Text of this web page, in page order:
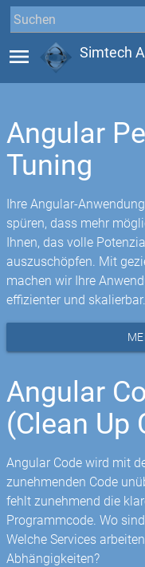
menu Simtech
Angular
Tuning
Ihre Angular-
spüren, dass mehr
Ihnen, das volle
auszuschöpfen. Mit
machen wir Ihre
effizienter und skalierbar.
Angular
(Clean Up
Angular Code wird mit
zunehmenden Code
fehlt zunehmend die
Programmcode. Wo
Welche Services
Abhängigkeiten?